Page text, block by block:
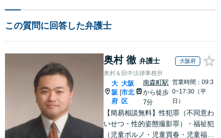
この質問に回答した弁護士
奥村 徹 弁護士 大阪府
奥村＆田中法律事務所
大
阪
府
大阪
市北
区
南森町駅
から徒歩
7分
営業時間：09:3
0~17:30（平
日）
【簡易相談無料】性犯罪（不同意わ
いせつ・性的姿態撮影罪）・福祉犯
（児童ポルノ・児童買春・児童福祉